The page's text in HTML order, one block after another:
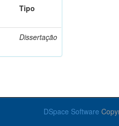
Tipo
Dissertação
DSpace Software